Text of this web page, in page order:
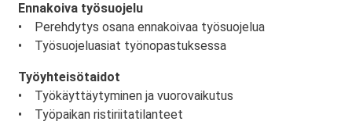
Ennakoiva työsuojelu
• Perehdytys osana ennakoivaa työsuojelua
• Työsuojeluasiat työnopastuksessa
Työyhteisötaidot
• Työkäyttäytyminen ja vuorovaikutus
• Työpaikan ristiriitatilanteet